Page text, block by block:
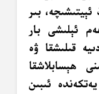
بىر
بېلىقچىدا 20 دىرھەم ئېلىشى بار
قىلىشقا ۋە
ھېسابلاشقا
يەتكەندە ئىبىن